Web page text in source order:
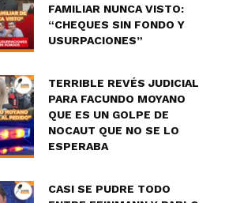
FAMILIAR NUNCA VISTO:
“CHEQUES SIN FONDO Y
USURPACIONES”
TERRIBLE REVÉS JUDICIAL
PARA FACUNDO MOYANO
QUE ES UN GOLPE DE
NOCAUT QUE NO SE LO
ESPERABA
CASI SE PUDRE TODO